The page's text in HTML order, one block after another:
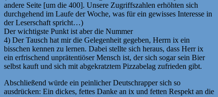
andere Seite [um die 400]. Unsere Zugriffszahlen erhöhten sich
durchgehend im Laufe der Woche, was für ein gewisses Interesse in
der Leserschaft spricht…)
Der wichtigste Punkt ist aber die Nummer
4) Der Tausch hat mir die Gelegenheit gegeben, Herrn ix ein
bisschen kennen zu lernen. Dabei stellte sich heraus, dass Herr ix
ein erfrischend unprätentiöser Mensch ist, der sich sogar sein Bier
selbst kauft und sich mit abgekratztem Pizzabelag zufrieden gibt.
Abschließend würde ein peinlicher Deutschrapper sich so
ausdrücken: Ein dickes, fettes Danke an ix und fetten Respekt an die